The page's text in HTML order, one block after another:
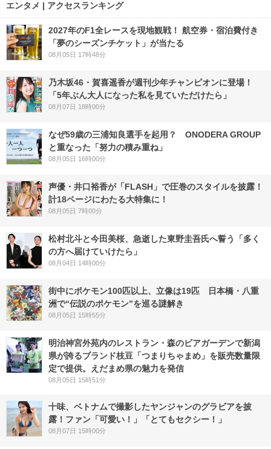
エンタメ | アクセスランキング
2027年のF1全レースを現地観戦！ 航空券・宿泊費付き
「夢のシーズンチケット」が当たる
08月05日 17時48分
乃木坂46・賀喜遥香が週刊少年チャンピオンに登場！
「5年ぶん大人になった私を見ていただけたら」
08月07日 18時00分
なぜ59歳の三浦知良選手を起用？ ONODERA GROUP
と重なった「努力の積み重ね」
08月05日 16時00分
声優・井口裕香が「FLASH」で圧巻のスタイルを披露！
計18ページにわたる大特集に！
08月05日 7時00分
松村北斗と今田美桜、急逝した東野圭吾氏へ誓う「多く
の方へ届けていけたら」
08月04日 14時00分
街中にポケモン100匹以上、立像は19匹 日本橋・八重
洲で“伝説のポケモン”を巡る謎解き
08月05日 15時55分
明治神宮外苑内のレストラン・森のビアガーデンで新潟
県が誇るブランド枝豆「つまりちゃまめ」を販売数量限
定で提供。えだまめ県の魅力を発信
08月05日 15時51分
十味、ベトナムで撮影したヤンジャンのグラビアを披
露！ファン「可愛い！」「とてもセクシー！」
08月07日 15時00分